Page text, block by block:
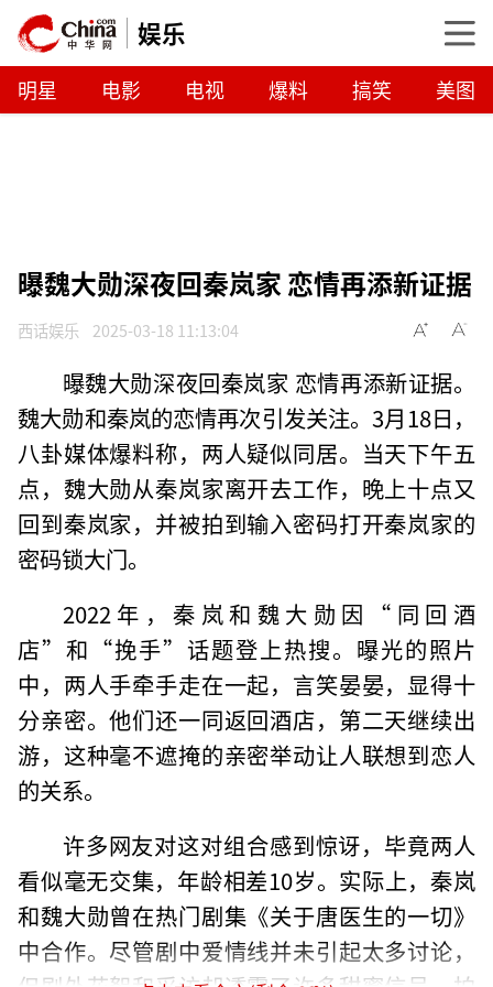
娱乐
明星 电影 电视 爆料 搞笑 美图
曝魏大勋深夜回秦岚家 恋情再添新证据
西话娱乐 2025-03-18 11:13:04
曝魏大勋深夜回秦岚家 恋情再添新证据。
魏大勋和秦岚的恋情再次引发关注。3月18日，
八卦媒体爆料称，两人疑似同居。当天下午五
点，魏大勋从秦岚家离开去工作，晚上十点又
回到秦岚家，并被拍到输入密码打开秦岚家的
密码锁大门。
2022年，秦岚和魏大勋因“同回酒
店”和“挽手”话题登上热搜。曝光的照片
中，两人手牵手走在一起，言笑晏晏，显得十
分亲密。他们还一同返回酒店，第二天继续出
游，这种毫不遮掩的亲密举动让人联想到恋人
的关系。
许多网友对这对组合感到惊讶，毕竟两人
看似毫无交集，年龄相差10岁。实际上，秦岚
和魏大勋曾在热门剧集《关于唐医生的一切》
中合作。尽管剧中爱情线并未引起太多讨论，